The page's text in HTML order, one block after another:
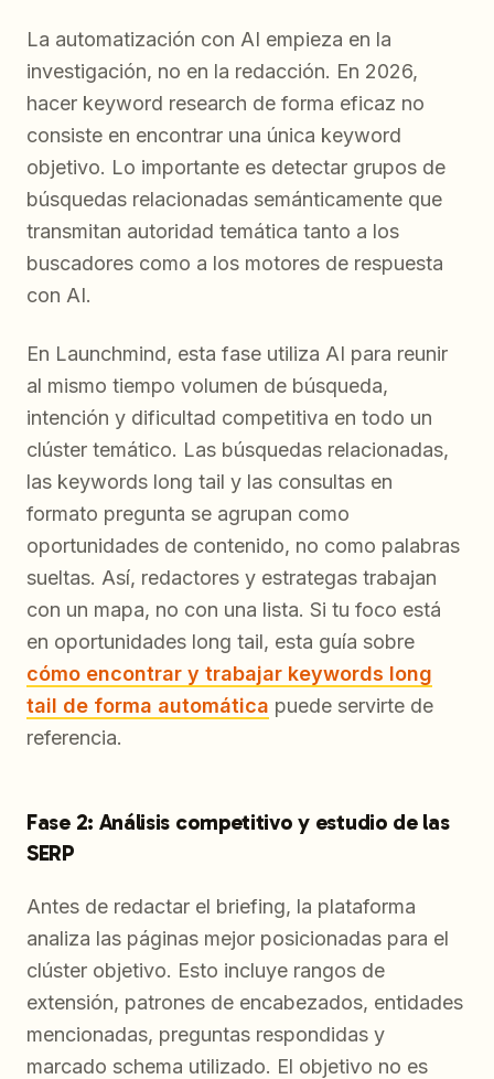
La automatización con AI empieza en la
investigación, no en la redacción. En 2026,
hacer keyword research de forma eficaz no
consiste en encontrar una única keyword
objetivo. Lo importante es detectar grupos de
búsquedas relacionadas semánticamente que
transmitan autoridad temática tanto a los
buscadores como a los motores de respuesta
con AI.
En Launchmind, esta fase utiliza AI para reunir
al mismo tiempo volumen de búsqueda,
intención y dificultad competitiva en todo un
clúster temático. Las búsquedas relacionadas,
las keywords long tail y las consultas en
formato pregunta se agrupan como
oportunidades de contenido, no como palabras
sueltas. Así, redactores y estrategas trabajan
con un mapa, no con una lista. Si tu foco está
en oportunidades long tail, esta guía sobre
cómo encontrar y trabajar keywords long
tail de forma automática puede servirte de
referencia.
Fase 2: Análisis competitivo y estudio de las
SERP
Antes de redactar el briefing, la plataforma
analiza las páginas mejor posicionadas para el
clúster objetivo. Esto incluye rangos de
extensión, patrones de encabezados, entidades
mencionadas, preguntas respondidas y
marcado schema utilizado. El objetivo no es